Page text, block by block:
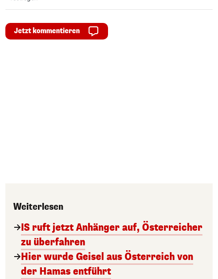
Jetzt kommentieren
Weiterlesen
IS ruft jetzt Anhänger auf, Österreicher
zu überfahren
Hier wurde Geisel aus Österreich von
der Hamas entführt